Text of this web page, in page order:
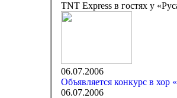
TNT Express в гостях у
06.07.2006
Объявляется конкурс в хор
06.07.2006